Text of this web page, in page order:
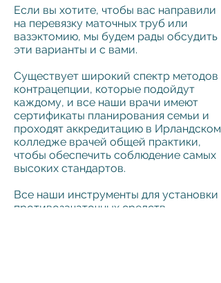
Если вы хотите, чтобы вас направили
на перевязку маточных труб или
вазэктомию, мы будем рады обсудить
эти варианты и с вами.
Существует широкий спектр методов
контрацепции, которые подойдут
каждому, и все наши врачи имеют
сертификаты планирования семьи и
проходят аккредитацию в Ирландском
колледже врачей общей практики,
чтобы обеспечить соблюдение самых
высоких стандартов.
Все наши инструменты для установки
противозачаточных средств